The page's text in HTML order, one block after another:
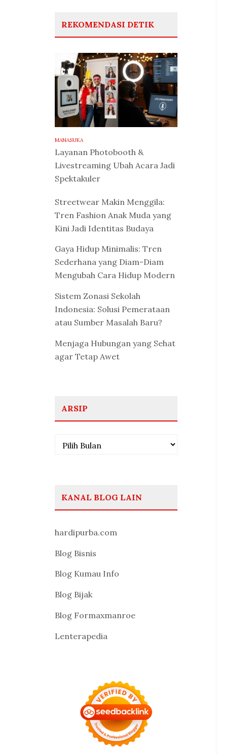
REKOMENDASI DETIK
MANASUKA
Layanan Photobooth &
Livestreaming Ubah Acara Jadi
Spektakuler
Streetwear Makin Menggila:
Tren Fashion Anak Muda yang
Kini Jadi Identitas Budaya
Gaya Hidup Minimalis: Tren
Sederhana yang Diam-Diam
Mengubah Cara Hidup Modern
Sistem Zonasi Sekolah
Indonesia: Solusi Pemerataan
atau Sumber Masalah Baru?
Menjaga Hubungan yang Sehat
agar Tetap Awet
ARSIP
Arsip
KANAL BLOG LAIN
hardipurba.com
Blog Bisnis
Blog Kumau Info
Blog Bijak
Blog Formaxmanroe
Lenterapedia